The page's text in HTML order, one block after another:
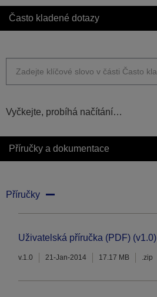
Často kladené dotazy
Vyčkejte, probíhá načítání…
Příručky a dokumentace
Příručky
Uživatelská příručka (PDF) (v1.0)
v.1.0 21-Jan-2014 17.17 MB .zip